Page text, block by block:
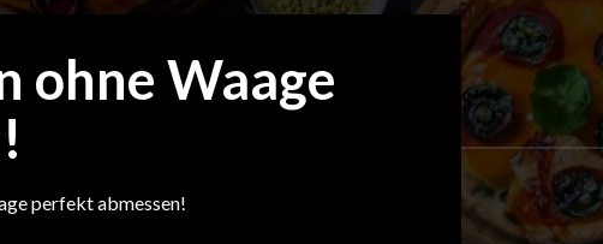
ohne Waage
perfekt abmessen!